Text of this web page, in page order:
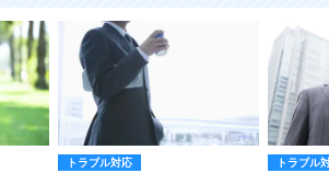
トラブル対応 トラブル